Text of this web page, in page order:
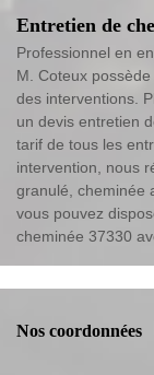
Entretien de
Professionnel en
M. Coteux
des interventions.
un devis entretien
tarif de tous les
intervention, nous
granulé, cheminée
vous pouvez
cheminée 37330
Nos coordonnées